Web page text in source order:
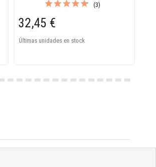
(3)
32,45 €
Últimas unidades en stock